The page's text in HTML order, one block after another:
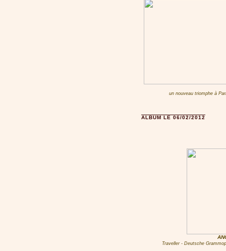
un nouveau triomphe à
ALBUM LE 06/02/2012
Traveller - Deutsche